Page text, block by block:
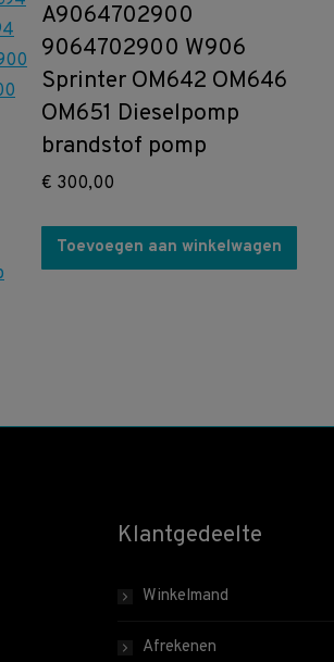
A9064702900
9064702900 W906
Sprinter OM642 OM646
OM651 Dieselpomp
brandstof pomp
€ 300,00
Toevoegen aan winkelwagen
Klantgedeelte
Winkelmand
Afrekenen